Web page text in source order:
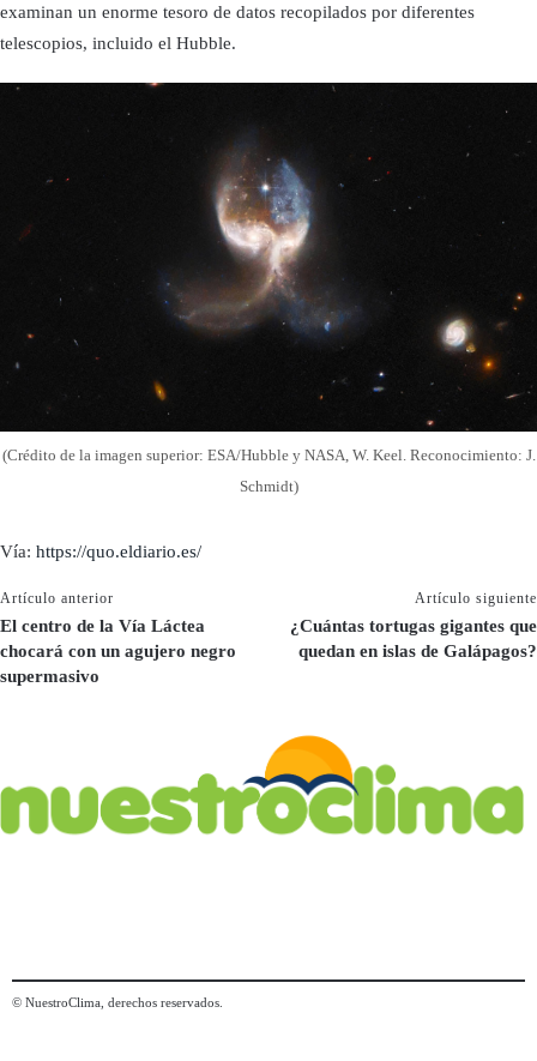
examinan un enorme tesoro de datos recopilados por diferentes
telescopios, incluido el Hubble.
(Crédito de la imagen superior: ESA/Hubble y NASA, W. Keel. Reconocimiento: J.
Schmidt)
Vía: https://quo.eldiario.es/
Artículo anterior
El centro de la Vía Láctea
chocará con un agujero negro
supermasivo
Artículo siguiente
¿Cuántas tortugas gigantes que
quedan en islas de Galápagos?
© NuestroClima, derechos reservados.